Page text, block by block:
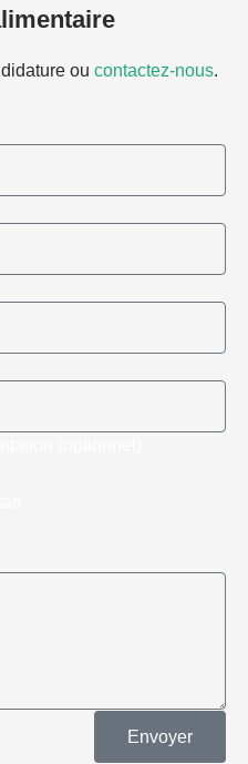
ou contactez-nous.
Envoyer